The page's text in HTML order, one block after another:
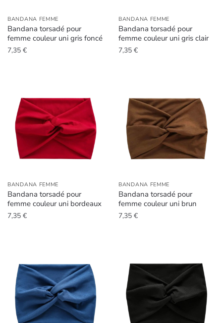
BANDANA FEMME
Bandana torsadé pour
femme couleur uni gris foncé
7,35 €
BANDANA FEMME
Bandana torsadé pour
femme couleur uni gris clair
7,35 €
BANDANA FEMME
Bandana torsadé pour
femme couleur uni bordeaux
7,35 €
BANDANA FEMME
Bandana torsadé pour
femme couleur uni brun
7,35 €